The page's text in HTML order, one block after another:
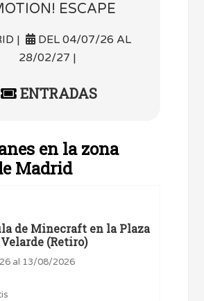
ESCAPE
|
DEL 04/07/26 AL
28/02/27 |
ENTRADAS
en la zona
Madrid
de Minecraft en la Plaza
(Retiro)
al 13/08/2026